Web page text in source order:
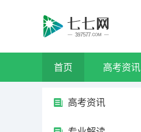
首页 高考资讯
高考资讯